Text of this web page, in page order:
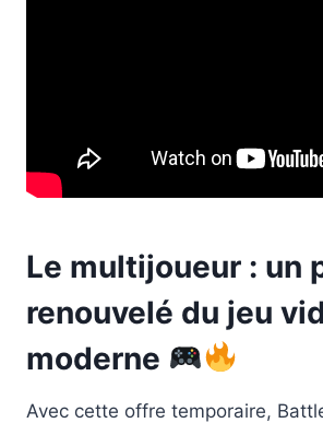
Le multijoueur : un
renouvelé du jeu
moderne
Avec cette offre temporaire,